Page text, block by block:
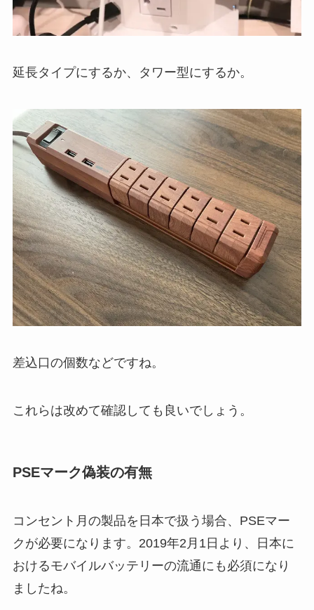
延長タイプにするか、タワー型にするか。
差込口の個数などですね。
これらは改めて確認しても良いでしょう。
PSEマーク偽装の有無
コンセント月の製品を日本で扱う場合、PSEマー
クが必要になります。2019年2月1日より、日本に
おけるモバイルバッテリーの流通にも必須になり
ましたね。